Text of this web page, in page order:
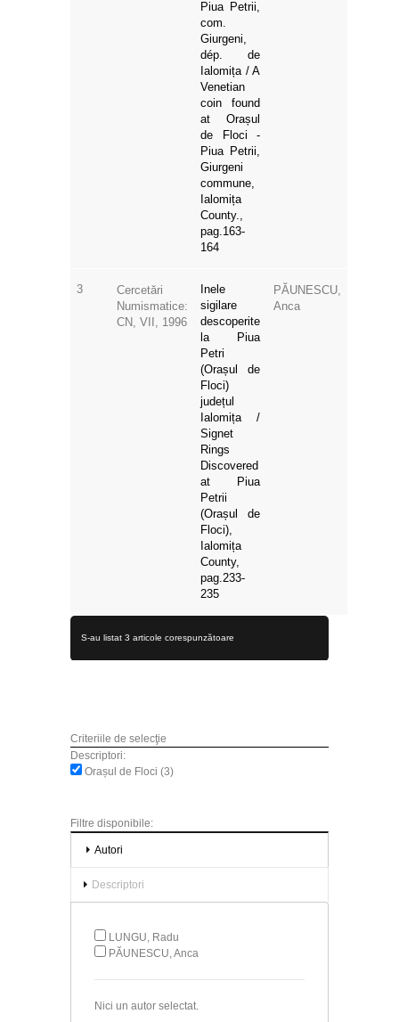
Piua Petrii,
com.
Giurgeni,
dép. de
Ialomița / A
Venetian
coin found
at Orașul
de Floci -
Piua Petrii,
Giurgeni
commune,
Ialomița
County.,
pag.163-
164
3
Cercetări
Numismatice:
CN, VII, 1996
Inele
sigilare
descoperite
la Piua
Petri
(Orașul de
Floci)
județul
Ialomița /
Signet
Rings
Discovered
at Piua
Petrii
(Orașul de
Floci),
Ialomița
County,
pag.233-
235
PĂUNESCU,
Anca
S-au listat 3 articole corespunzătoare
Criteriile de selecţie
Descriptori:
Orașul de Floci (3)
Filtre disponibile:
Autori
Descriptori
LUNGU, Radu
PĂUNESCU, Anca
Nici un autor selectat.